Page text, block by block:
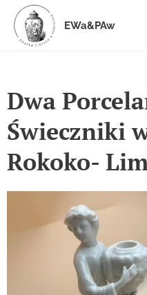
EWa&PAw
Dwa
Świeczniki
Rokoko-